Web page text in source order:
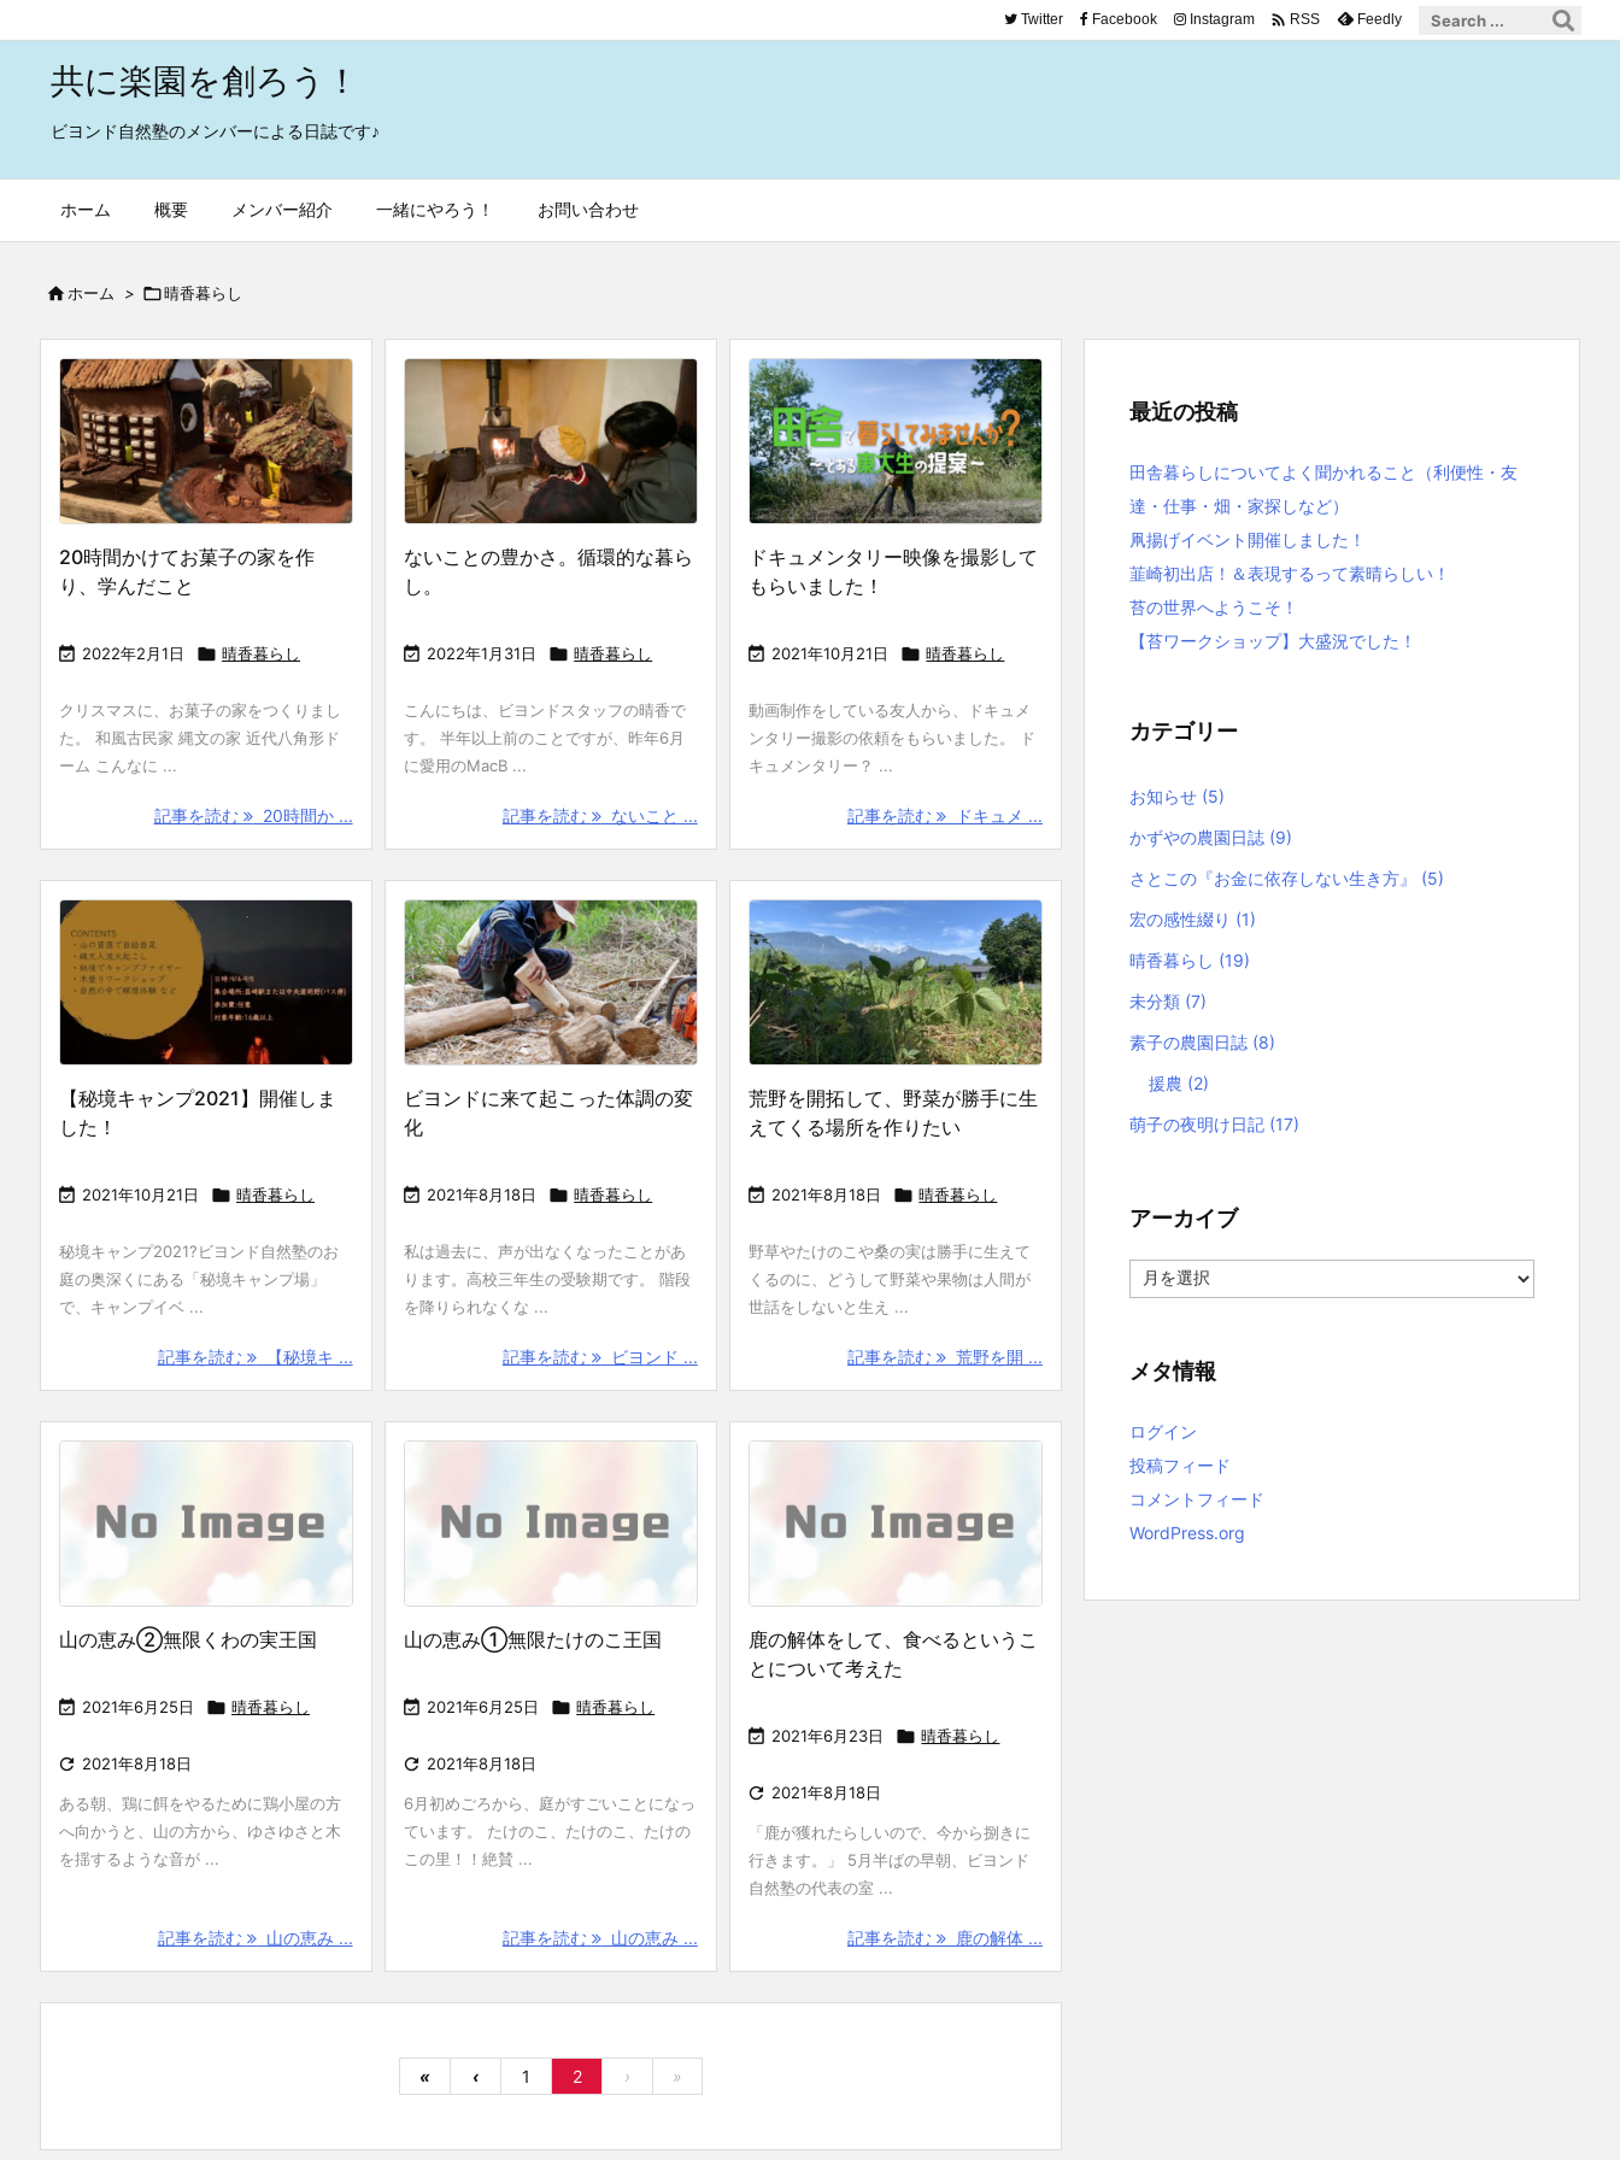
共に楽園を創ろう！
ビヨンド自然塾のメンバーによる日誌です♪
ホーム 概要 メンバー紹介 一緒にやろう！ お問い合わせ
Twitter Facebook Instagram  RSS Feedly
 ホーム > 晴香暮らし
20時間かけてお菓子の家を作
り、学んだこと
 2022年2月1日  晴香暮らし
クリスマスに、お菓子の家をつくりまし
た。 和風古民家 縄文の家 近代八角形ド
ーム こんなに ...
記事を読む 20時間か ...
ないことの豊かさ。循環的な暮ら
し。
 2022年1月31日  晴香暮らし
こんにちは、ビヨンドスタッフの晴香で
す。 半年以上前のことですが、昨年6月
に愛用のMacB ...
記事を読む ないこと ...
ドキュメンタリー映像を撮影して
もらいました！
 2021年10月21日  晴香暮らし
動画制作をしている友人から、ドキュメ
ンタリー撮影の依頼をもらいました。 ド
キュメンタリー？ ...
記事を読む ドキュメ ...
【秘境キャンプ2021】開催しま
した！
 2021年10月21日  晴香暮らし
秘境キャンプ2021?ビヨンド自然塾のお
庭の奥深くにある「秘境キャンプ場」
で、キャンプイベ ...
記事を読む 【秘境キ ...
ビヨンドに来て起こった体調の変
化
 2021年8月18日  晴香暮らし
私は過去に、声が出なくなったことがあ
ります。高校三年生の受験期です。 階段
を降りられなくな ...
記事を読む ビヨンド ...
荒野を開拓して、野菜が勝手に生
えてくる場所を作りたい
 2021年8月18日  晴香暮らし
野草やたけのこや桑の実は勝手に生えて
くるのに、どうして野菜や果物は人間が
世話をしないと生え ...
記事を読む 荒野を開 ...
山の恵み②無限くわの実王国
 2021年6月25日  晴香暮らし
 2021年8月18日
ある朝、鶏に餌をやるために鶏小屋の方
へ向かうと、山の方から、ゆさゆさと木
を揺するような音が ...
記事を読む 山の恵み ...
山の恵み①無限たけのこ王国
 2021年6月25日  晴香暮らし
 2021年8月18日
6月初めごろから、庭がすごいことになっ
ています。 たけのこ、たけのこ、たけの
この里！！絶賛 ...
記事を読む 山の恵み ...
鹿の解体をして、食べるというこ
とについて考えた
 2021年6月23日  晴香暮らし
 2021年8月18日
「鹿が獲れたらしいので、今から捌きに
行きます。」 5月半ばの早朝、ビヨンド
自然塾の代表の室 ...
記事を読む 鹿の解体 ...
« ‹ 1 2 › »
最近の投稿
田舎暮らしについてよく聞かれること（利便性・友
達・仕事・畑・家探しなど）
凧揚げイベント開催しました！
韮崎初出店！＆表現するって素晴らしい！
苔の世界へようこそ！
【苔ワークショップ】大盛況でした！
カテゴリー
お知らせ (5)
かずやの農園日誌 (9)
さとこの『お金に依存しない生き方』 (5)
宏の感性綴り (1)
晴香暮らし (19)
未分類 (7)
素子の農園日誌 (8)
援農 (2)
萌子の夜明け日記 (17)
アーカイブ
ー
ブ
メタ情報
ログイン
投稿フィード
コメントフィード
WordPress.org